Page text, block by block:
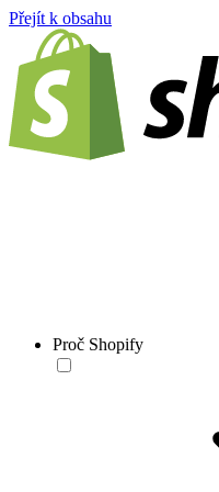
Přejít k obsahu
Proč Shopify